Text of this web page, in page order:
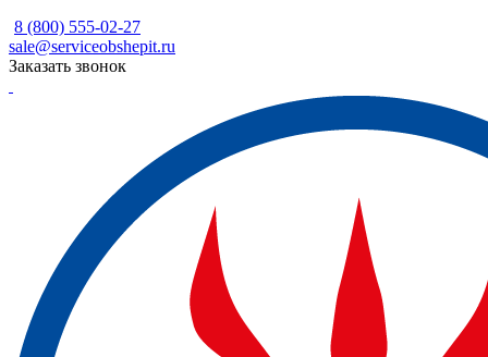
8 (800) 555-02-27
sale@serviceobshepit.ru
Заказать звонок